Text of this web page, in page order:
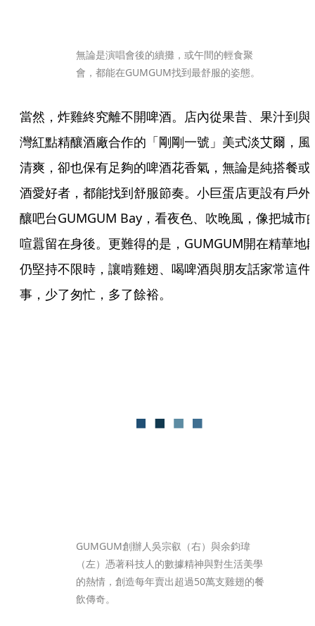
無論是演唱會後的續攤，或午間的輕食聚
會，都能在GUMGUM找到最舒服的姿態。
當然，炸雞終究離不開啤酒。店內從果昔、果汁到與
灣紅點精釀酒廠合作的「剛剛一號」美式淡艾爾，風
清爽，卻也保有足夠的啤酒花香氣，無論是純搭餐或
酒愛好者，都能找到舒服節奏。小巨蛋店更設有戶外
釀吧台GUMGUM Bay，看夜色、吹晚風，像把城市
喧囂留在身後。更難得的是，GUMGUM開在精華地
仍堅持不限時，讓啃雞翅、喝啤酒與朋友話家常這件
事，少了匆忙，多了餘裕。
GUMGUM創辦人吳宗叡（右）與余鈞瑋
（左）憑著科技人的數據精神與對生活美學
的熱情，創造每年賣出超過50萬支雞翅的餐
飲傳奇。